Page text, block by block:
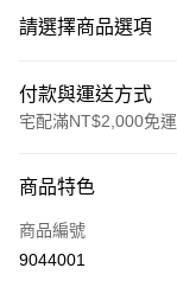
請選擇商品選項
付款與運送方式
宅配滿NT$2,000免運
信用卡一次付款
信用卡分期付款
商品特色
商品編號
9044001